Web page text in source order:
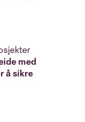
med
å sikre